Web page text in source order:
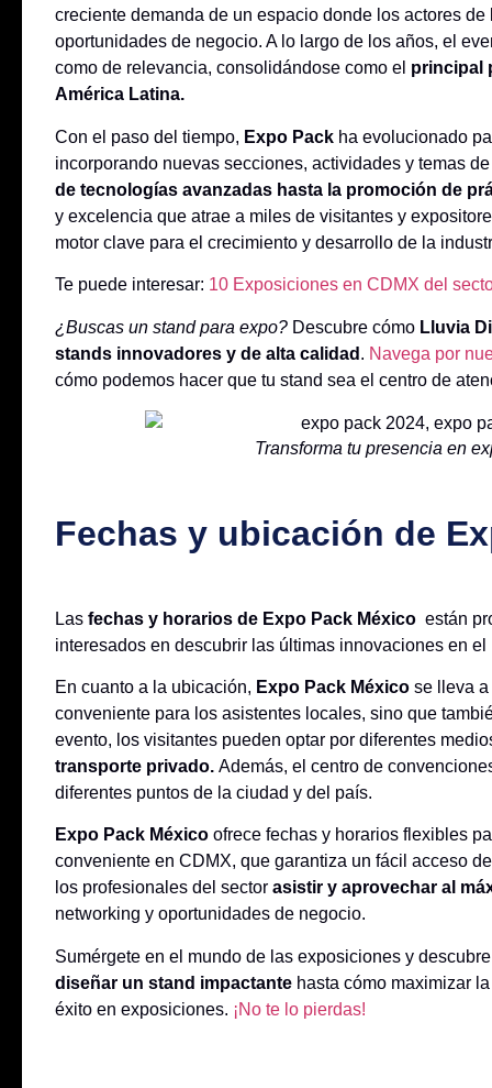
creciente demanda de un espacio donde los actores
oportunidades de negocio. A lo largo de los años, el
como de relevancia, consolidándose como el principal
América Latina.
Con el paso del tiempo, Expo Pack ha evolucionado
incorporando nuevas secciones, actividades y temas
de tecnologías avanzadas hasta la promoción de
y excelencia que atrae a miles de visitantes y
motor clave para el crecimiento y desarrollo de la
Te puede interesar: 10 Exposiciones en CDMX del
¿Buscas un stand para expo? Descubre cómo Lluvia
stands innovadores y de alta calidad . Navega por
cómo podemos hacer que tu stand sea el centro de
Transforma tu presencia en
Fechas y ubicación de
Las fechas y horarios de Expo Pack México están
interesados en descubrir las últimas innovaciones en
En cuanto a la ubicación, Expo Pack México se lleva
conveniente para los asistentes locales, sino que
evento, los visitantes pueden optar por diferentes
transporte privado. Además, el centro de
diferentes puntos de la ciudad y del país.
Expo Pack México ofrece fechas y horarios flexibles
conveniente en CDMX, que garantiza un fácil acceso
los profesionales del sector asistir y aprovechar al
networking y oportunidades de negocio.
Sumérgete en el mundo de las exposiciones y
diseñar un stand impactante hasta cómo maximizar
éxito en exposiciones. ¡No te lo pierdas!